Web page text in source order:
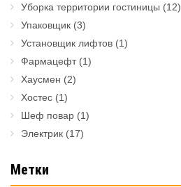
Уборка территории гостиницы (12)
Упаковщик (3)
Установщик лифтов (1)
Фармацефт(1)
Хаусмен (2)
Хостес (1)
Шеф повар (1)
Электрик (17)
Метки